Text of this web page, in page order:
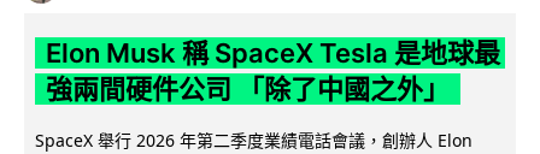
Elon Musk 稱 SpaceX Tesla 是地球最
強兩間硬件公司 「除了中國之外」
SpaceX 舉行 2026 年第二季度業績電話會議，創辦人 Elon